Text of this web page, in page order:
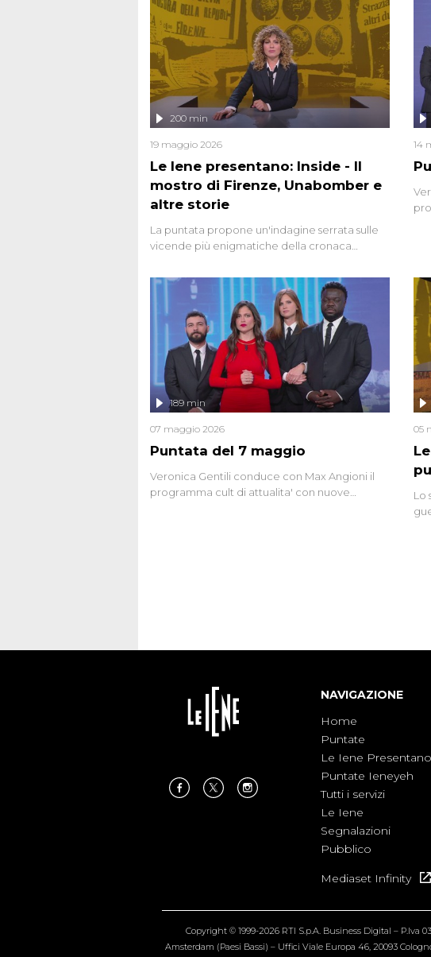
Le Iene presentano: Inside - Il
mostro di Firenze, Unabomber e
altre storie
200 min
19 maggio 2026
La puntata propone un'indagine serrata sulle
vicende più enigmatiche della cronaca
seriale responsabile di decine di attentati tra
gli anni '90 e il 2000 che, inquietantemente,
potrebbe essere ancora in libertà. Lo speciale
affronta inoltre le zone d'ombra sul Mostro di
Firenze, le cui responsabilità appaiono ancora
oggi avvolte in un groviglio di dubbi mai
chiariti. Nel corso dello speciale anche
l'intervista inedita a Olindo Romano, realizzata
ne...
14
Puntata del 7 maggio
189 min
07 maggio 2026
Veronica Gentili conduce con Max Angioni il
programma cult di attualita' con nuove
05
Lo
NAVIGAZIONE
Home
Puntate
Le Iene
Puntate Ieneyeh
Tutti i servizi
Le Iene
Segnalazioni
Pubblico
Mediaset Infinity
Copyright © 1999-2026 RTI S.p.A. Business Digital – P.Iva
Amsterdam (Paesi Bassi) – Uffici Viale Europa 46, 20093